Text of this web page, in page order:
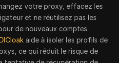
votre proxy, effacez les
et ne réutilisez pas les
de nouveaux comptes.
aide à isoler les profils de
ce qui réduit le risque de